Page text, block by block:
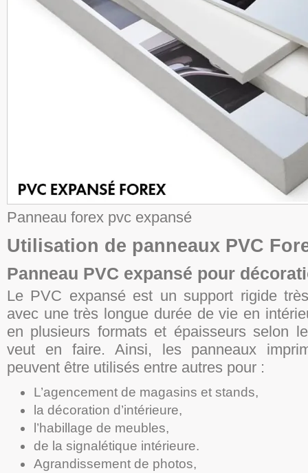
Panneau forex pvc expansé
Utilisation de panneaux PVC
Panneau PVC expansé pour
Le PVC expansé est un support rigide
avec une très longue durée de vie en
en plusieurs formats et épaisseurs selon
veut en faire. Ainsi, les panneaux
peuvent être utilisés entre autres pour :
L’agencement de magasins et stands,
la décoration d’intérieure,
l’habillage de meubles,
de la signalétique intérieure.
Agrandissement de photos,